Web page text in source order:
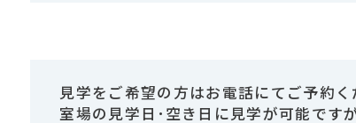
見学をご希望の方はお電話にてご予約く
室場の見学日･空き日に見学が可能です